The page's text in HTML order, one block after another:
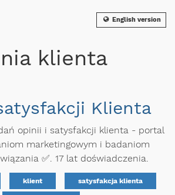
klienta
Klienta
opinii i satysfakcji klienta - portal
marketingowym i badaniom
✅. 17 lat doświadczenia.
klient satysfakcja klienta
English version